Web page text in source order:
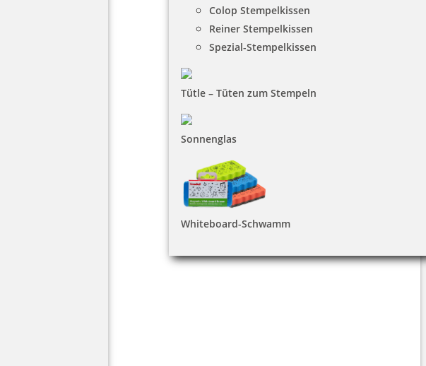
Colop Stempelkissen
Reiner Stempelkissen
Spezial-Stempelkissen
Tütle – Tüten zum Stempeln
Sonnenglas
Whiteboard-Schwamm